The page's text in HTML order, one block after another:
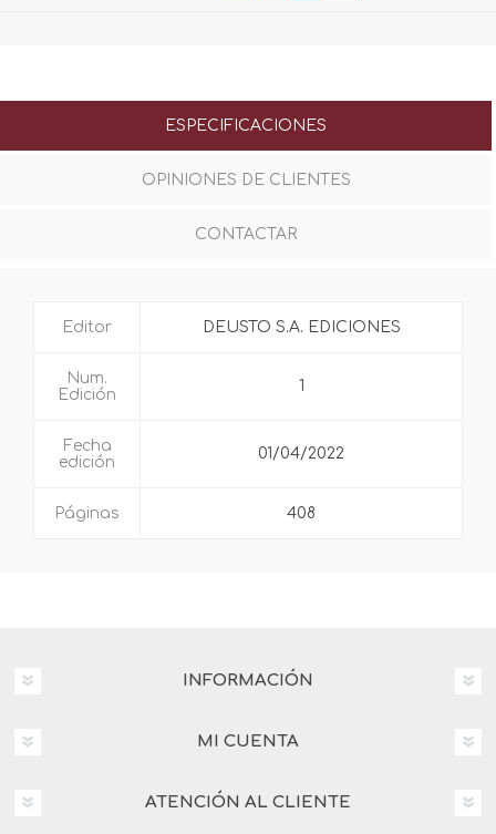
ESPECIFICACIONES
OPINIONES DE CLIENTES
CONTACTAR
Editor DEUSTO S.A. EDICIONES
Num.
Edición
1
Fecha
edición
01/04/2022
Páginas 408
INFORMACIÓN
MI CUENTA
ATENCIÓN AL CLIENTE